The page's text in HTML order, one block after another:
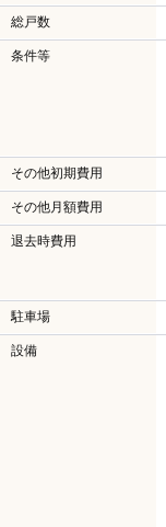
総戸数
条件等
その他初期費用
その他月額費用
退去時費用
駐車場
設備